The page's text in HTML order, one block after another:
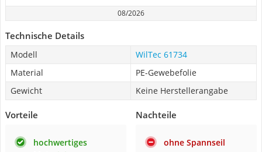
08/2026
Technische Details
Modell
WilTec 61734
Material
PE-Gewebefolie
Gewicht
Keine Herstellerangabe
Vorteile
hochwertiges
Nachteile
ohne Spannseil